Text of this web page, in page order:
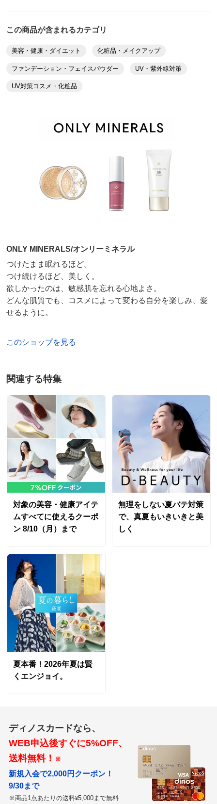
すべての口コミを見る
この商品が含まれるカテゴリ
美容・健康・ダイエット 化粧品・メイクアップ
ファンデーション・フェイスパウダー UV・紫外線対策
UV対策コスメ・化粧品
ONLY MINERALS/オンリーミネラル
つけたまま眠れるほど。
つけ続けるほど、美しく。
欲しかったのは、敏感肌を忘れる心地よさ。
どんな肌質でも、コスメによって変わる自分を楽しみ、愛
せるように。
このショップを見る
関連する特集
対象の美容・健康アイテ
ムすべてに使えるクーポ
ン 8/10（月）まで
無理をしない夏バテ対策
で、真夏もいきいきと美
しく
夏本番！2026年夏は賢
くエンジョイ。
ディノスカードなら、
WEB申込後すぐに5%OFF、
送料無料！ ※
新規入会で2,000円クーポン！
9/30まで
※商品1点あたりの送料¥5,000まで無料